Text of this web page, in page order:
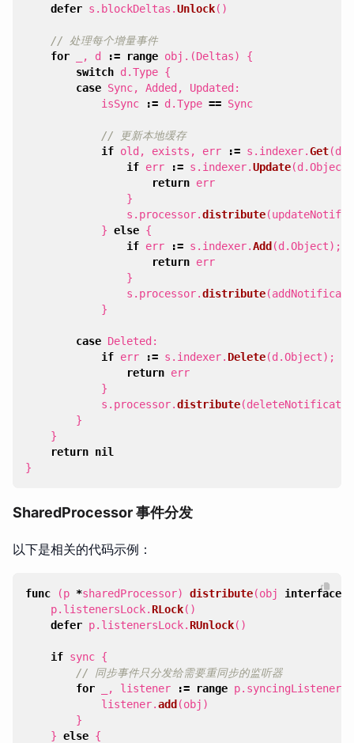
defer s . blockDeltas .Unlock()
// 处理每个增量事件
for
, d := range obj .(Deltas)
{
switch d .Type {
case Sync, Added , Updated :
isSync
:= d .Type == Sync
// 更新本地缓存
if old , exists , err := s . indexer.Get(d
if err := s . indexer.Update(d .Object
return err
}
s . processor.distribute(
} else {
if err := s . indexer.Add (d .Object);
return err
}
s . processor.distribute(
}
case Deleted :
if err := s . indexer. Delete(d .Object);
return err
}
s . processor.distribute(
}
}
return nil
}
SharedProcessor 事件分发
以下是相关的代码示例：
func (p *sharedProcessor) distribute(obj interface
p. listenersLock. RLock()
defer p. listenersLock. RUnlock()
if sync {
// 同步事件只分发给需要重同步的监听器
for
, listener := range p. syncingListeners
listener.add (obj )
}
} else {